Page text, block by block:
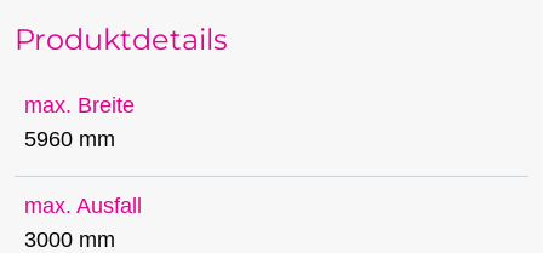
Produktdetails
max. Breite
5960 mm
max. Ausfall
3000 mm